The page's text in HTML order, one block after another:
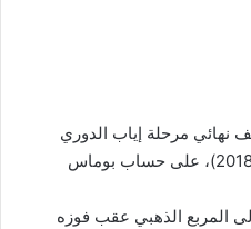
نهائي مرحلة إياب الدوري
المكسيكي لكرة القدم (كلاوسورا 2018)، على حساب بوماس
المربع الذهبي عقب فوزه